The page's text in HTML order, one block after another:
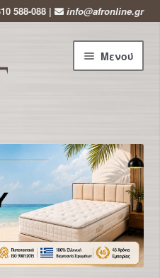
588-088 | info@afronline.gr
Μενού
υπό-
μενού